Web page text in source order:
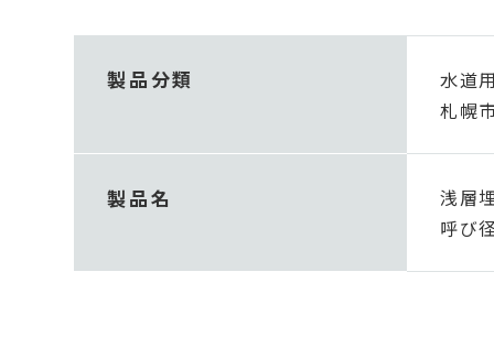
製品分類
水道
札幌
製品名
浅層
呼び